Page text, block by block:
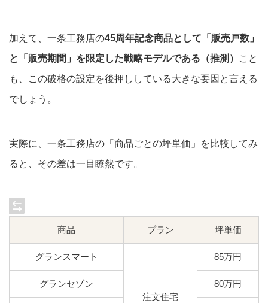
加えて、一条工務店の45周年記念商品として「販売戸数」
と「販売期間」を限定した戦略モデルである（推測）
こと
も、この破格の設定を後押ししている大きな要因と言える
でしょう。
実際に、一条工務店の「商品ごとの坪単価」を比較してみ
ると、その差は一目瞭然です。
商品 プラン 坪単価
グランスマート
注文住宅
85万円
グランセゾン 80万円